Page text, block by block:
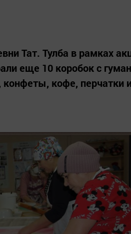
Тат. Тулба в рамках
еще 10 коробок с
кофе, перчатки